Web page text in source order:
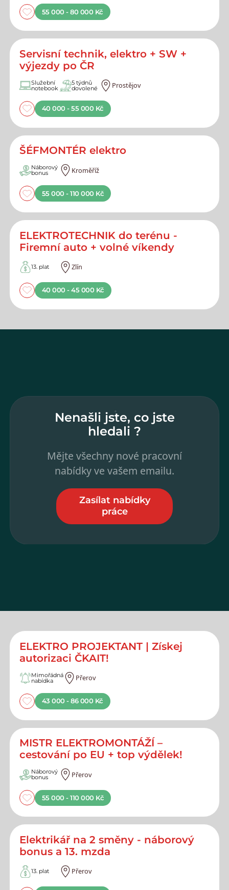
55 000 - 80 000 Kč
Servisní technik, elektro + SW +
výjezdy po ČR
Služební
notebook
5 týdnů
dovolené Prostějov
40 000 - 55 000 Kč
ŠÉFMONTÉR elektro
Náborový
bonus Kroměříž
55 000 - 110 000 Kč
ELEKTROTECHNIK do terénu -
Firemní auto + volné víkendy
13. plat Zlín
40 000 - 45 000 Kč
Nenašli jste, co jste
hledali ?
Mějte všechny nové pracovní
nabídky ve vašem emailu.
Zasílat nabídky
práce
ELEKTRO PROJEKTANT | Získej
autorizaci ČKAIT!
Mimořádná
nabídka Přerov
43 000 - 86 000 Kč
MISTR ELEKTROMONTÁŽÍ –
cestování po EU + top výdělek!
Náborový
bonus Přerov
55 000 - 110 000 Kč
Elektrikář na 2 směny - náborový
bonus a 13. mzda
13. plat Přerov